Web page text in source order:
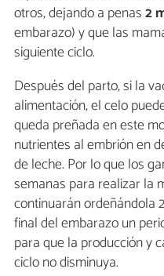
otros, dejando a penas2
embarazo) y que las
siguiente ciclo.
Después del parto, si la
alimentación, el celo
queda preñada en este
nutrientes al embrión en
de leche. Por lo que los
semanas para realizar la
continuarán ordeñándola
final del embarazo un
para que la producción y
ciclo no disminuya.